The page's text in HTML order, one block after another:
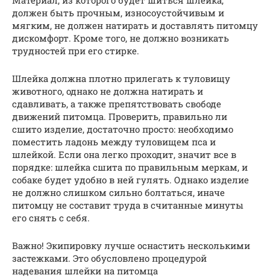
должен быть прочным, износоустойчивым и
мягким, не должен натирать и доставлять питомцу
дискомфорт. Кроме того, не должно возникать
трудностей при его стирке.
Шлейка должна плотно прилегать к туловищу
животного, однако не должна натирать и
сдавливать, а также препятствовать свободе
движений питомца. Проверить, правильно ли
сшито изделие, достаточно просто: необходимо
поместить ладонь между туловищем пса и
шлейкой. Если она легко проходит, значит все в
порядке: шлейка сшита по правильным меркам, и
собаке будет удобно в ней гулять. Однако изделие
не должно слишком сильно болтаться, иначе
питомцу не составит труда в считанные минуты
его снять с себя.
Важно! Экипировку лучше оснастить несколькими
застежками. Это обусловлено процедурой
надевания шлейки на питомца